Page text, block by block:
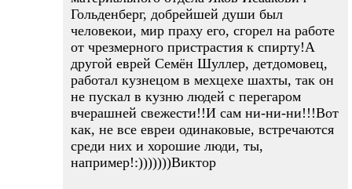
Гольденберг, добрейшей души был
человекои, мир праху его, сгорел на работе
от чрезмерного пристрастия к спирту!А
другой еврей Семён Шуллер, детдомовец,
работал кузнецом в мехцехе шахты, так он
не пускал в кузню людей с перегаром
вчерашней свежести!!И сам ни-ни-ни!!!Вот
как, не все евреи одинаковые, встречаются
среди них и хорошие люди, ты,
например!:)))))))Виктор